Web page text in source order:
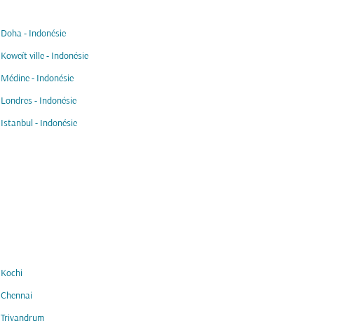
Doha - Indonésie
Koweït ville - Indonésie
Médine - Indonésie
Londres - Indonésie
Istanbul - Indonésie
Kochi
Chennai
Trivandrum